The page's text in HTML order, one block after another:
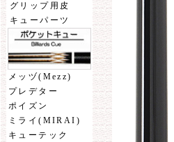
グリップ用皮
キューパーツ
メッヅ(Mezz)
プレデター
ポイズン
ミライ(MIRAI)
キューテック